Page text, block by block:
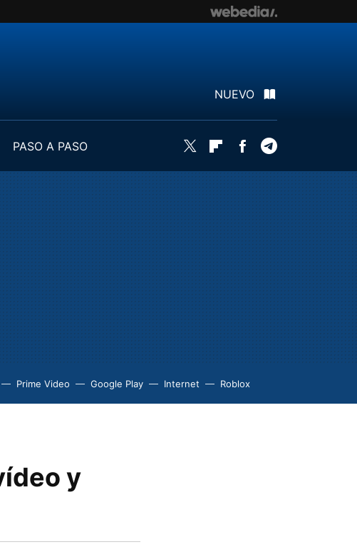
NUEVO
PASO A PASO
Twitter FlipboardFacebook
Prime Video Google Play Internet Roblox
y